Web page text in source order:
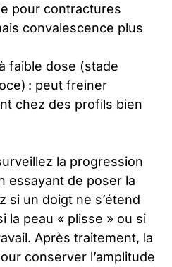
pour contractures
convalescence plus
faible dose (stade
: peut freiner
chez des profils bien
la progression
essayant de poser la
si un doigt ne s’étend
la peau « plisse » ou si
Après traitement, la
conserver l’amplitude